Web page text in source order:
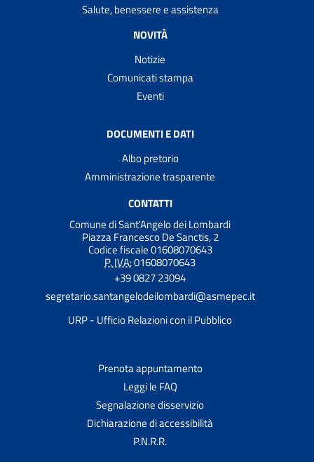
Salute, benessere e assistenza
NOVITÀ
Notizie
Comunicati stampa
Eventi
DOCUMENTI E DATI
Albo pretorio
Amministrazione trasparente
CONTATTI
Comune di Sant'Angelo dei Lombardi
Piazza Francesco De Sanctis, 2
Codice fiscale 01608070643
P. IVA:01608070643
+39 0827 23094
segretario.santangelodeilombardi@asmepec.it
URP - Ufficio Relazioni con il Pubblico
Prenota appuntamento
Leggi le FAQ
Segnalazione disservizio
Dichiarazione di accessibilità
P.N.R.R.